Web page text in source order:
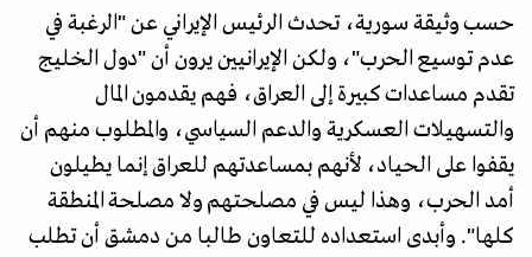
حسب وثيقة سورية، تحدث الرئيس الإيراني عن "الرغبة في
عدم توسيع الحرب"، ولكن الإيرانيين يرون أن "دول الخليج
تقدم مساعدات كبيرة إلى العراق، فهم يقدمون المال
والتسهيلات العسكرية والدعم السياسي، والمطلوب منهم أن
يقفوا على الحياد، لأنهم بمساعدتهم للعراق إنما يطيلون
أمد الحرب، وهذا ليس في مصلحتهم ولا مصلحة المنطقة
كلها". وأبدى استعداده للتعاون طالبا من دمشق أن تطلب